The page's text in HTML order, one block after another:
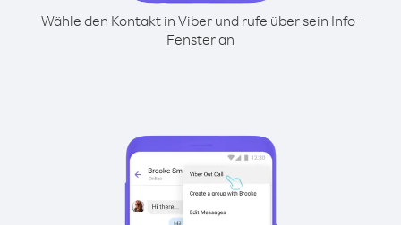
Wähle den Kontakt in Viber und rufe über sein Info-
Fenster an